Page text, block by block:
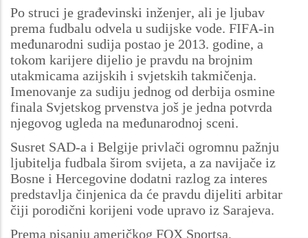
Po struci je građevinski inženjer, ali je ljubav
prema fudbalu odvela u sudijske vode. FIFA-in
međunarodni sudija postao je 2013. godine, a
tokom karijere dijelio je pravdu na brojnim
utakmicama azijskih i svjetskih takmičenja.
Imenovanje za sudiju jednog od derbija osmine
finala Svjetskog prvenstva još je jedna potvrda
njegovog ugleda na međunarodnoj sceni.
Susret SAD-a i Belgije privlači ogromnu pažnju
ljubitelja fudbala širom svijeta, a za navijače iz
Bosne i Hercegovine dodatni razlog za interes
predstavlja činjenica da će pravdu dijeliti arbitar
čiji porodični korijeni vode upravo iz Sarajeva.
Prema pisanju američkog FOX Sportsa,